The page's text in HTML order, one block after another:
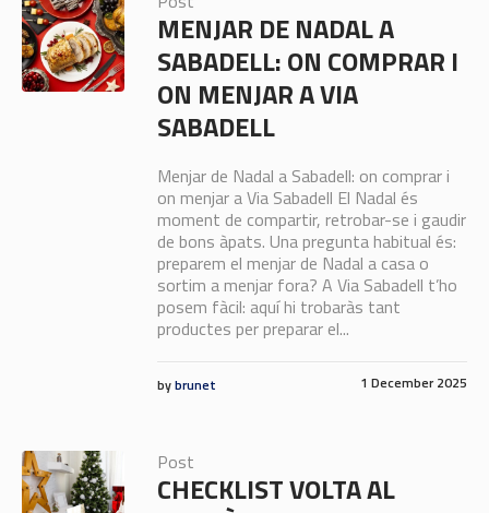
MENJAR DE NADAL A
SABADELL: ON COMPRAR I
ON MENJAR A VIA
SABADELL
Menjar de Nadal a Sabadell: on comprar i
on menjar a Via Sabadell El Nadal és
moment de compartir, retrobar-se i gaudir
de bons àpats. Una pregunta habitual és:
preparem el menjar de Nadal a casa o
sortim a menjar fora? A Via Sabadell t’ho
posem fàcil: aquí hi trobaràs tant
productes per preparar el...
1 December 2025
bybrunet
Post
CHECKLIST VOLTA AL